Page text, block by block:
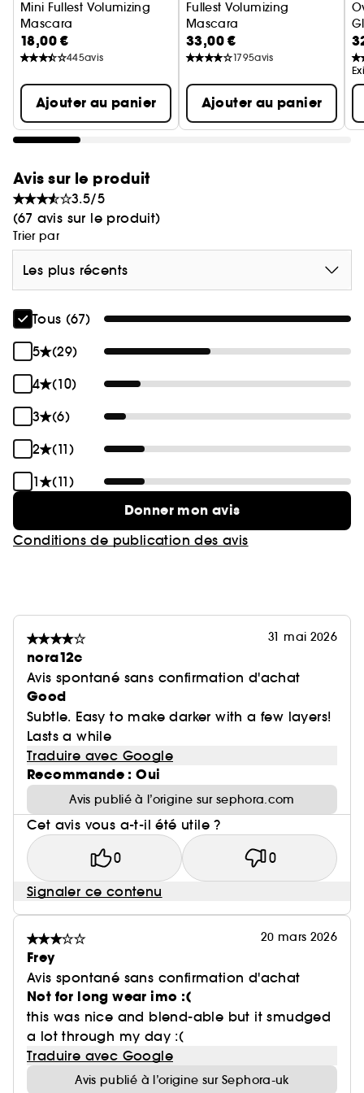
Mini Fullest Volumizing
Mascara
18,00 €
445avis
Ajouter au panier
Fullest Volumizing
Mascara
Mascara
33,00 €
1795avis
Ajouter au panier
Avis sur le produit
3.5/5
(67 avis sur le produit)
Trier par
Les plus récents
Tous (67)
5
(29)
4
(10)
3
(6)
2
(11)
1
(11)
Donner mon avis
Conditions de publication des avis
31 mai 2026
nora12c
Avis spontané sans confirmation d'achat
Good
Subtle. Easy to make darker with a few layers!
Lasts a while
Traduire avec Google
Recommande : Oui
Avis publié à l’origine sur sephora.com
Cet avis vous a-t-il été utile ?
0 0
Signaler ce contenu
20 mars 2026
Frey
Avis spontané sans confirmation d'achat
Not for long wear imo :(
this was nice and blend-able but it smudged
a lot through my day :(
Traduire avec Google
Avis publié à l’origine sur Sephora-uk